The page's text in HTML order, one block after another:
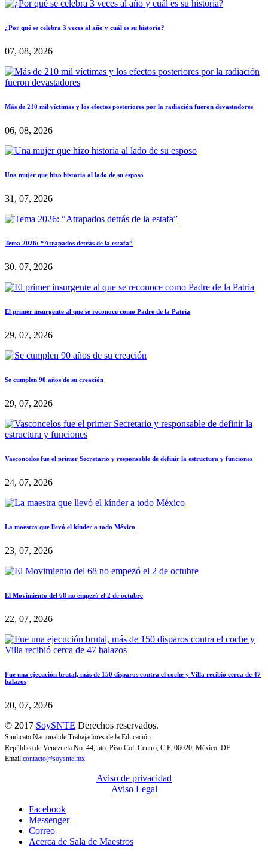
¿Por qué se celebra 3 veces al año y cuál es su historia?
07, 08, 2026
Más de 210 mil víctimas y los efectos posteriores por la radiación fueron devastadores
06, 08, 2026
Una mujer que hizo historia al lado de su esposo
31, 07, 2026
Tema 2026: “Atrapados detrás de la estafa”
30, 07, 2026
El primer insurgente al que se reconoce como Padre de la Patria
29, 07, 2026
Se cumplen 90 años de su creación
29, 07, 2026
Vasconcelos fue el primer Secretario y responsable de definir la estructura y funciones
24, 07, 2026
La maestra que llevó el kínder a todo México
23, 07, 2026
El Movimiento del 68 no empezó el 2 de octubre
22, 07, 2026
Fue una ejecución brutal, más de 150 disparos contra el coche y Villa recibió cerca de 47
balazos
20, 07, 2026
© 2017 SoySNTE Derechos reservados.
Sindicato Nacional de Trabajadores de la Educación
República de Venezuela No. 44, 5to. Piso Col. Centro, C.P. 06020, México, DF
Email:contacto@soysnte.mx
Aviso de privacidad
Aviso Legal
Facebook
Messenger
Correo
Acerca de Sala de Maestros